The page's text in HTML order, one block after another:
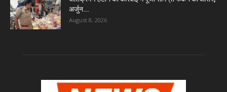
अर्जुन...
August 8, 2026